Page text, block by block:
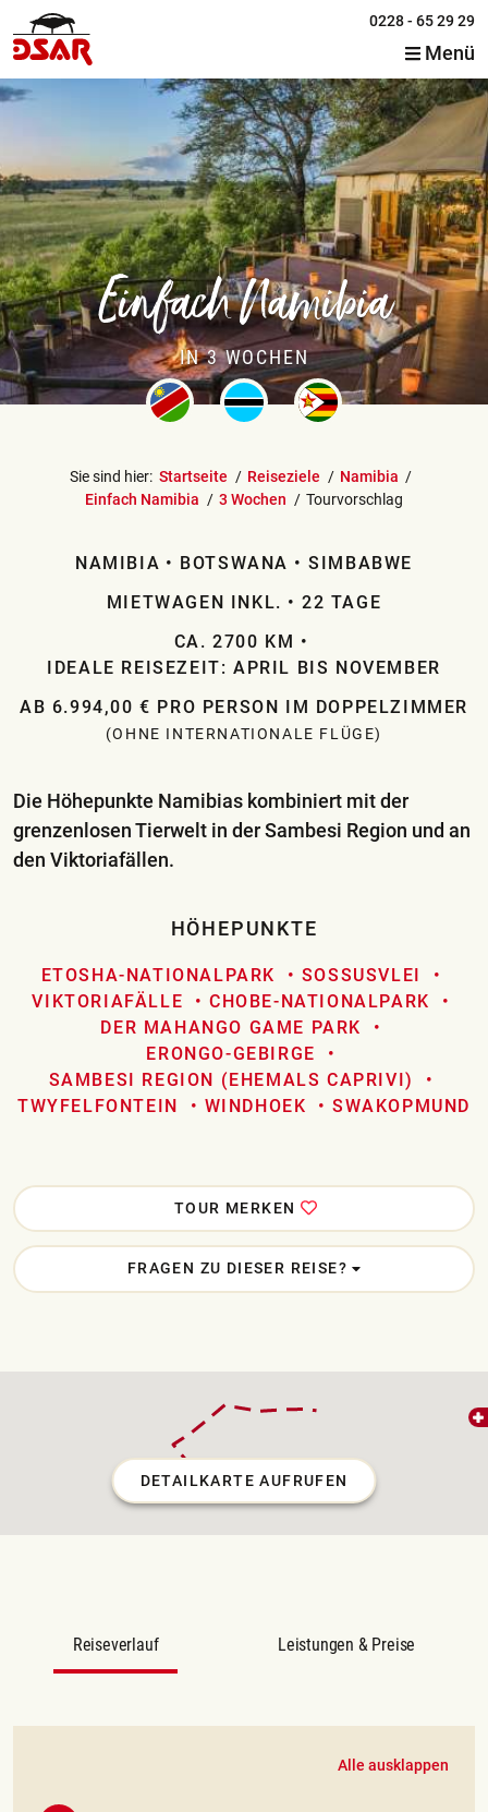
0228 - 65 29 29
Menü
Sie sind hier: Startseite Reiseziele
Namibia
Einfach Namibia
3 Wochen Tourvorschlag
Einfach Namibia
IN 3 WOCHEN
NAMIBIA BOTSWANA
SIMBABWE
MIETWAGEN INKL.
22 TAGE
CA. 2700 KM
IDEALE REISEZEIT: APRIL BIS NOVEMBER
AB 6.994,00 € PRO PERSON IM DOPPELZIMMER
(OHNE INTERNATIONALE FLÜGE)
Die Höhepunkte Namibias kombiniert mit der
grenzenlosen Tierwelt in der Sambesi Region und an
den Viktoriafällen.
HÖHEPUNKTE
ETOSHA-NATIONALPARK
SOSSUSVLEI
VIKTORIAFÄLLE
CHOBE-NATIONALPARK
DER MAHANGO GAME PARK
ERONGO-GEBIRGE
SAMBESI REGION (EHEMALS CAPRIVI)
TWYFELFONTEIN
WINDHOEK SWAKOPMUND
TOUR MERKEN
FRAGEN ZU DIESER REISE?
DETAILKARTE AUFRUFEN
Reiseverlauf Leistungen & Preise
Alle ausklappen